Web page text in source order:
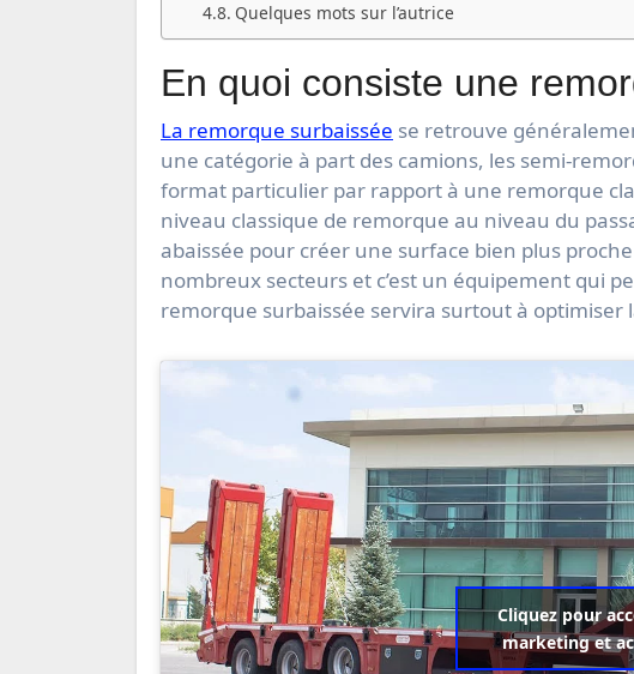
Quelques mots sur l’autrice
En quoi consiste une
La remorque surbaissée se retrouve
une catégorie à part des camions, les semi-
format particulier par rapport à une remorque
niveau classique de remorque au niveau du
abaissée pour créer une surface bien plus
nombreux secteurs et c’est un équipement qui
remorque surbaissée servira surtout à optimiser
Cliquez pour
marketing et